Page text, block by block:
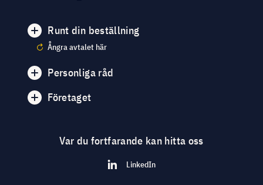
Runt din beställning
Ångra avtalet här
Personliga råd
Företaget
Var du fortfarande kan hitta oss
LinkedIn